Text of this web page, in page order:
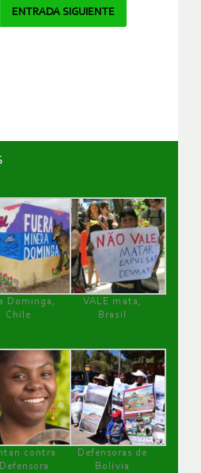
ENTRADA SIGUIENTE
Dominga,
Chile
VALE mata,
Brasil
contra
Defensoras de
Bolivia